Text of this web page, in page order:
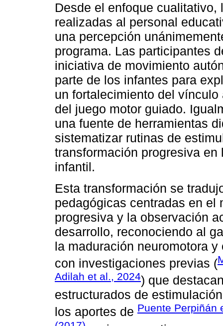
Desde el enfoque
realizadas al personal
una percepción
programa. Las participantes
iniciativa de movimiento
parte de los infantes para
un fortalecimiento del
del juego motor guiado.
una fuente de herramientas
sistematizar rutinas de
transformación progresiva
infantil.
Esta transformación se
pedagógicas centradas en el
progresiva y la observación
desarrollo, reconociendo al
la maduración neuromotora
con investigaciones previas (
Adilah et al., 2024) que
estructurados de
los aportes de Puente Perpiñán